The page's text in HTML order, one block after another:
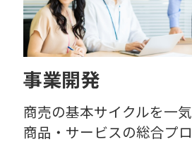
事業開発
商売の基本サイクルを一
商品・サービスの総合プ